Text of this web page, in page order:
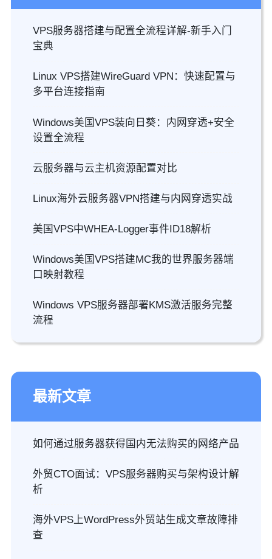
VPS服务器搭建与配置全流程详解-新手入门
宝典
Linux VPS搭建WireGuard VPN：快速配置与
多平台连接指南
Windows美国VPS装向日葵：内网穿透+安全
设置全流程
云服务器与云主机资源配置对比
Linux海外云服务器VPN搭建与内网穿透实战
美国VPS中WHEA-Logger事件ID18解析
Windows美国VPS搭建MC我的世界服务器端
口映射教程
Windows VPS服务器部署KMS激活服务完整
流程
最新文章
如何通过服务器获得国内无法购买的网络产品
外贸CTO面试：VPS服务器购买与架构设计解
析
海外VPS上WordPress外贸站生成文章故障排
查